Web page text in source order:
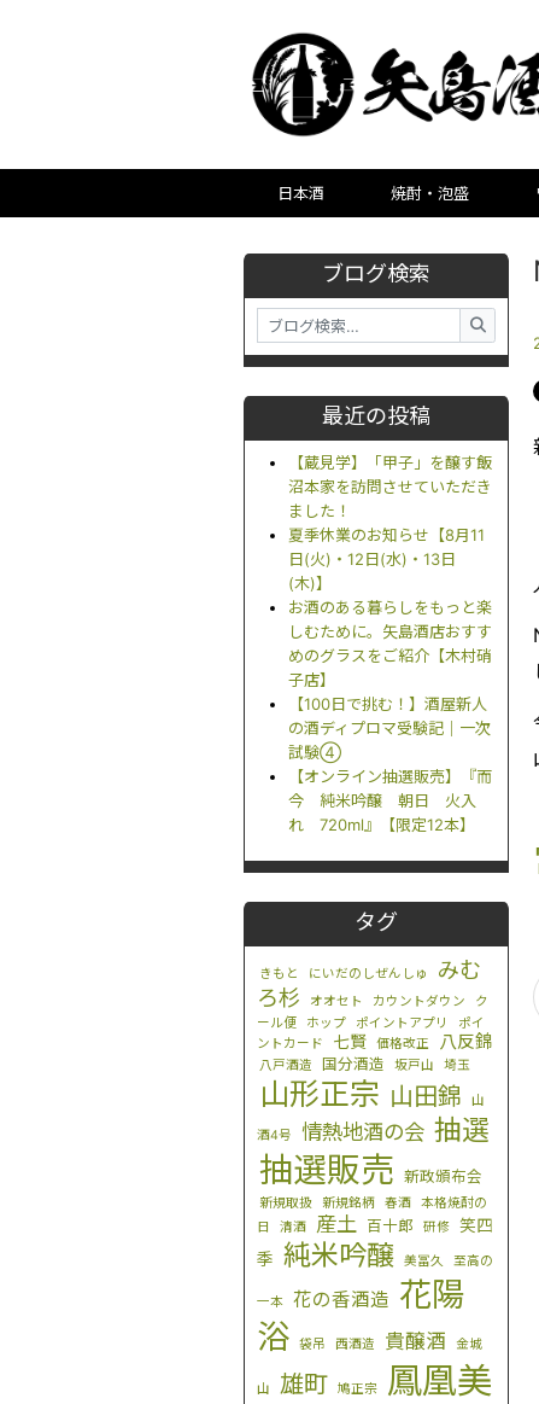
日本酒 焼酎・泡盛
ブログ検索
最近の投稿
【蔵見学】「甲子」を醸す飯
沼本家を訪問させていただき
ました！
夏季休業のお知らせ【8月11
日(火)・12日(水)・13日
(木)】
お酒のある暮らしをもっと楽
しむために。矢島酒店おすす
めのグラスをご紹介【木村硝
子店】
【100日で挑む！】酒屋新人
の酒ディプロマ受験記｜一次
試験④
【オンライン抽選販売】『而
今 純米吟醸 朝日 火入
れ 720ml』【限定12本】
タグ
きもと にいだのしぜんしゅ
みむ
ろ杉
オオセト カウントダウン
ク
ール便
ホップ ポイントアプリ
ポイ
ントカード
七賢 価格改正 八反錦
八戸酒造 国分酒造 坂戸山 埼玉
山形正宗 山田錦 山
酒4号 情熱地酒の会 抽選
抽選販売 新政頒布会
新規取扱 新規銘柄 春酒
本格焼酎の
日
清酒 産土 百十郎 研修
笑四
季 純米吟醸 美冨久 至高の
一本 花の香酒造 花陽
浴
袋吊 西酒造 貴醸酒 金城
山 雄町 鳩正宗
鳳凰美